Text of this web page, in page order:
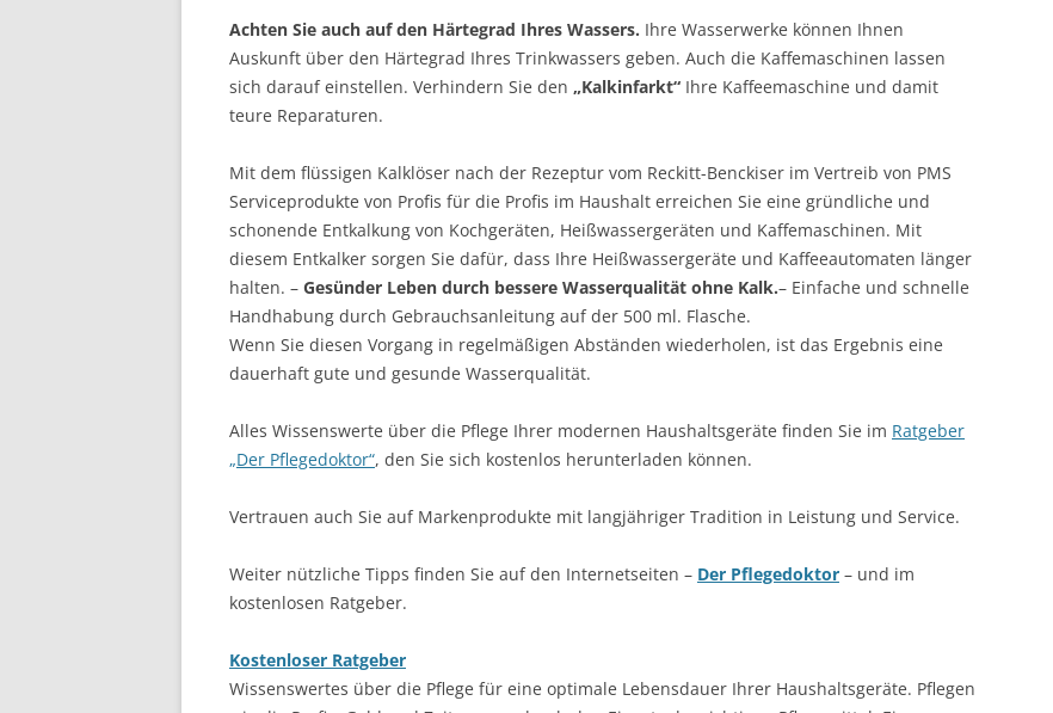
Achten Sie auch auf den Härtegrad Ihres Wassers. Ihre Wasserwerke können Ihnen
Auskunft über den Härtegrad Ihres Trinkwassers geben. Auch die Kaffemaschinen lassen
sich darauf einstellen. Verhindern Sie den „Kalkinfarkt“ Ihre Kaffeemaschine und damit
teure Reparaturen.
Mit dem flüssigen Kalklöser nach der Rezeptur vom Reckitt-Benckiser im Vertreib von PMS
Serviceprodukte von Profis für die Profis im Haushalt erreichen Sie eine gründliche und
schonende Entkalkung von Kochgeräten, Heißwassergeräten und Kaffemaschinen. Mit
diesem Entkalker sorgen Sie dafür, dass Ihre Heißwassergeräte und Kaffeeautomaten länger
halten. – Gesünder Leben durch bessere Wasserqualität ohne Kalk.– Einfache und schnelle
Handhabung durch Gebrauchsanleitung auf der 500 ml. Flasche.
Wenn Sie diesen Vorgang in regelmäßigen Abständen wiederholen, ist das Ergebnis eine
dauerhaft gute und gesunde Wasserqualität.
Alles Wissenswerte über die Pflege Ihrer modernen Haushaltsgeräte finden Sie im Ratgeber
„Der Pflegedoktor“, den Sie sich kostenlos herunterladen können.
Vertrauen auch Sie auf Markenprodukte mit langjähriger Tradition in Leistung und Service.
Weiter nützliche Tipps finden Sie auf den Internetseiten – Der Pflegedoktor – und im
kostenlosen Ratgeber.
Kostenloser Ratgeber
Wissenswertes über die Pflege für eine optimale Lebensdauer Ihrer Haushaltsgeräte. Pflegen